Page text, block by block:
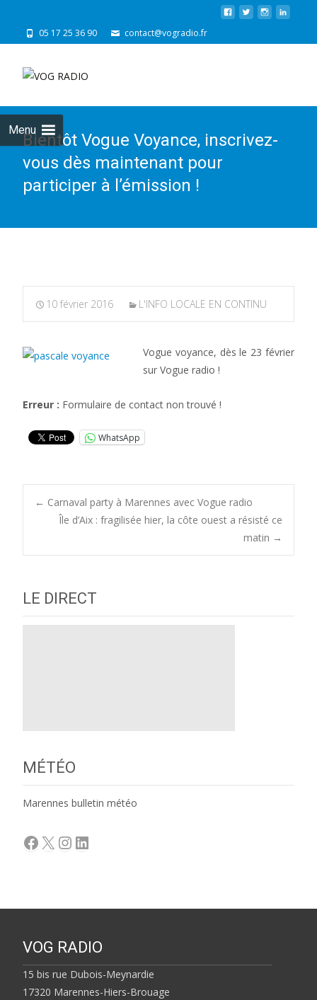
05 17 25 36 90 contact@vogradio.fr
Menu
Bientôt Vogue Voyance, inscrivez-
vous dès maintenant pour
participer à l’émission !
10 février 2016 L'INFO LOCALE EN CONTINU
Vogue voyance, dès le 23 février
sur Vogue radio !
Erreur : Formulaire de contact non trouvé !
WhatsApp
Post
navigation
← Carnaval party à Marennes avec Vogue radio
Île d’Aix : fragilisée hier, la côte ouest a résisté ce
matin →
LE DIRECT
MÉTÉO
Marennes bulletin météo
Facebook
X Instagram
LinkedIn
VOG RADIO
15 bis rue Dubois-Meynardie
17320 Marennes-Hiers-Brouage